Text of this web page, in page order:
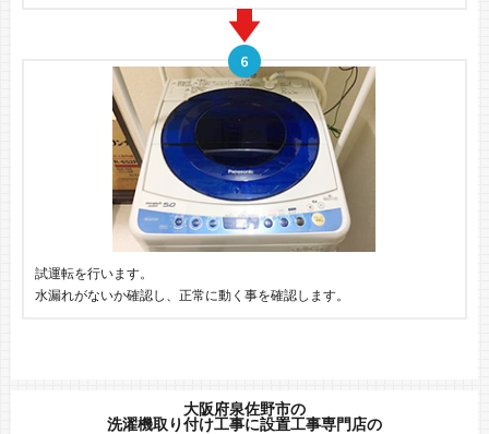
試運転を行います。
水漏れがないか確認し、正常に動く事を確認します。
大阪府泉佐野市の
洗濯機取り付け工事に設置工事専門店の